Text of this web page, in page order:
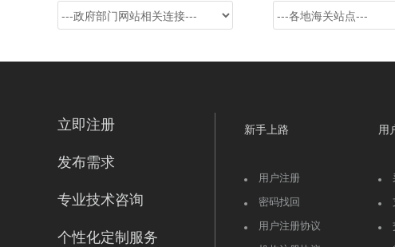
立即注册
发布需求
专业技术咨询
个性化定制服务
新手上路
用户注册
密码找回
用户注册协议
用